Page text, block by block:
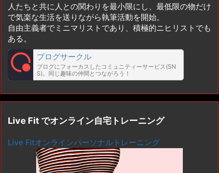
人たちと共に人との関わりを最小限にし、最低限の物だけ
で気楽な生活を送りながら執筆活動を開始。
自由主義者でミニマリストであり、積極的ニヒリストでも
ある。
ブログサークル
ブログにフォーカスしたコミュニティーサービス(SN
S)。同じ趣味の仲間とつながろう！
Live Fit でオンライン自宅トレーニング
Live Fitオンラインパーソナルトレーニング